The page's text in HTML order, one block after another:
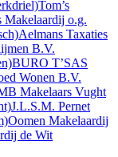
Tom’s
Makelaardij o.g.
Aelmans Taxaties
B.V.
BURO T’SAS
Wonen B.V.
Makelaars Vught
J.L.S.M. Pernet
Oomen Makelaardij
de Wit